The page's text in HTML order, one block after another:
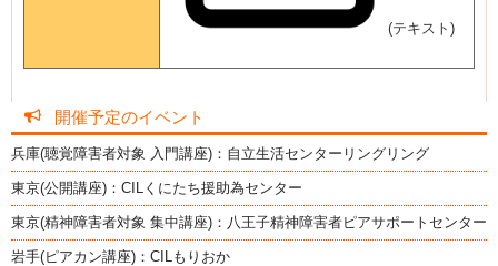
(テキスト)
開催予定のイベント
兵庫(聴覚障害者対象 入門講座)：自立生活センターリングリング
東京(公開講座)：CILくにたち援助為センター
東京(精神障害者対象 集中講座)：八王子精神障害者ピアサポートセンター
岩手(ピアカン講座)：CILもりおか